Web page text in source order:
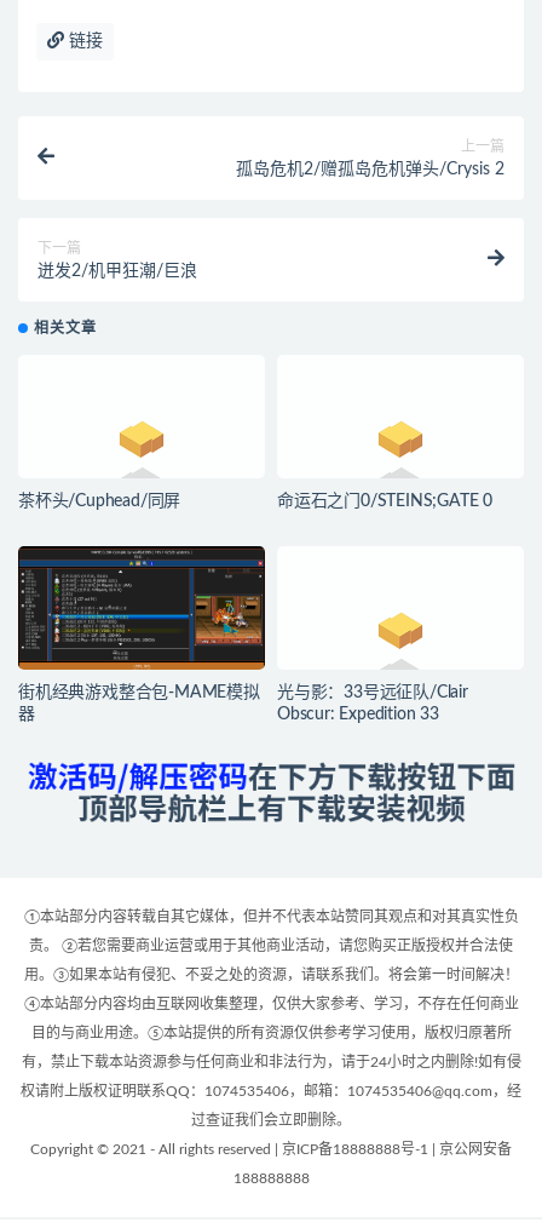
链接
上一篇
孤岛危机2/赠孤岛危机弹头/Crysis 2
下一篇
迸发2/机甲狂潮/巨浪
相关文章
茶杯头/Cuphead/同屏 命运石之门0/STEINS;GATE 0
街机经典游戏整合包-MAME模拟
器
光与影：33号远征队/Clair
Obscur: Expedition 33
①本站部分内容转载自其它媒体，但并不代表本站赞同其观点和对其真实性负
责。 ②若您需要商业运营或用于其他商业活动，请您购买正版授权并合法使
用。③如果本站有侵犯、不妥之处的资源，请联系我们。将会第一时间解决！
④本站部分内容均由互联网收集整理，仅供大家参考、学习，不存在任何商业
目的与商业用途。⑤本站提供的所有资源仅供参考学习使用，版权归原著所
有，禁止下载本站资源参与任何商业和非法行为，请于24小时之内删除!如有侵
权请附上版权证明联系QQ：1074535406，邮箱：1074535406@qq.com，经
过查证我们会立即删除。
Copyright © 2021 - All rights reserved | 京ICP备18888888号-1 | 京公网安备
188888888